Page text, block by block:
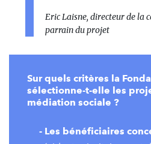
Eric Laisne, directeur de la
parrain du projet
Sur quels critères la
sélectionne-t-elle les
médiation sociale ?
- Les bénéficiaires